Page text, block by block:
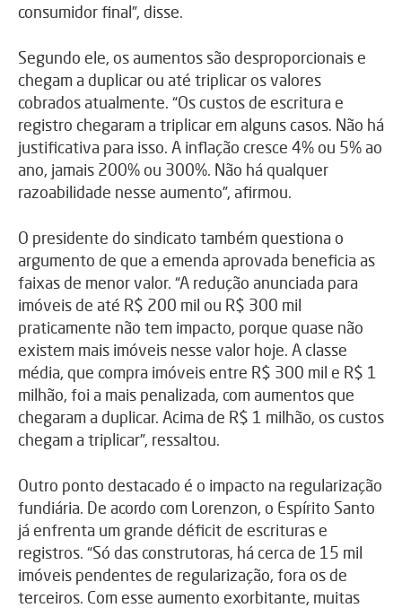
consumidor final”, disse.
Segundo ele, os aumentos são desproporcionais e
chegam a duplicar ou até triplicar os valores
cobrados atualmente. “Os custos de escritura e
registro chegaram a triplicar em alguns casos. Não há
justificativa para isso. A inflação cresce 4% ou 5% ao
ano, jamais 200% ou 300%. Não há qualquer
razoabilidade nesse aumento”, afirmou.
O presidente do sindicato também questiona o
argumento de que a emenda aprovada beneficia as
faixas de menor valor. “A redução anunciada para
imóveis de até R$ 200 mil ou R$ 300 mil
praticamente não tem impacto, porque quase não
existem mais imóveis nesse valor hoje. A classe
média, que compra imóveis entre R$ 300 mil e R$ 1
milhão, foi a mais penalizada, com aumentos que
chegaram a duplicar. Acima de R$ 1 milhão, os custos
chegam a triplicar”, ressaltou.
Outro ponto destacado é o impacto na regularização
fundiária. De acordo com Lorenzon, o Espírito Santo
já enfrenta um grande déficit de escrituras e
registros. “Só das construtoras, há cerca de 15 mil
imóveis pendentes de regularização, fora os de
terceiros. Com esse aumento exorbitante, muitas